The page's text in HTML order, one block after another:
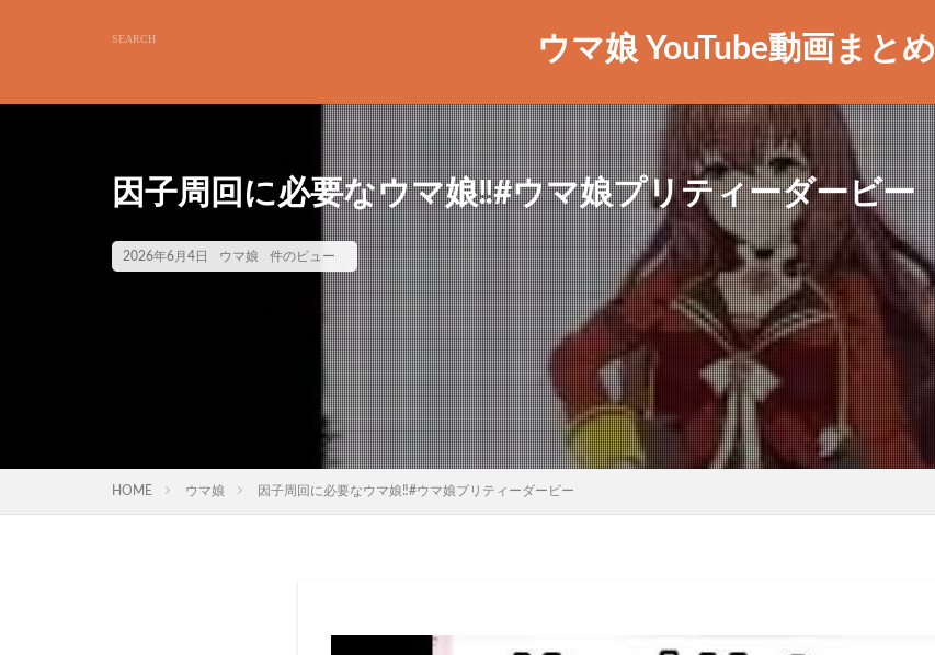
ウマ娘 YouTube動画まとめ
因子周回に必要なウマ娘‼︎#ウマ娘プリティーダービー
2026年6月4日 ウマ娘 件のビュー
HOME ウマ娘 因子周回に必要なウマ娘‼︎#ウマ娘プリティーダービー